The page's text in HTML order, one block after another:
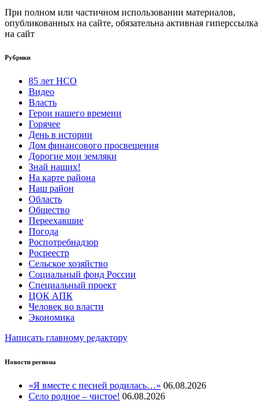
При полном или частичном использовании материалов,
опубликованных на сайте, обязательна активная гиперссылка
на сайт
Рубрики
85 лет НСО
Видео
Власть
Герои нашего времени
Горячее
День в истории
Дом финансового просвещения
Дорогие мои земляки
Знай наших!
На карте района
Наш район
Область
Общество
Переехавшие
Погода
Роспотребнадзор
Росреестр
Сельское хозяйство
Социальный фонд России
Специальный проект
ЦОК АПК
Человек во власти
Экономика
Написать главному редактору
Новости региона
«Я вместе с песней родилась…» 06.08.2026
Село родное – чистое! 06.08.2026